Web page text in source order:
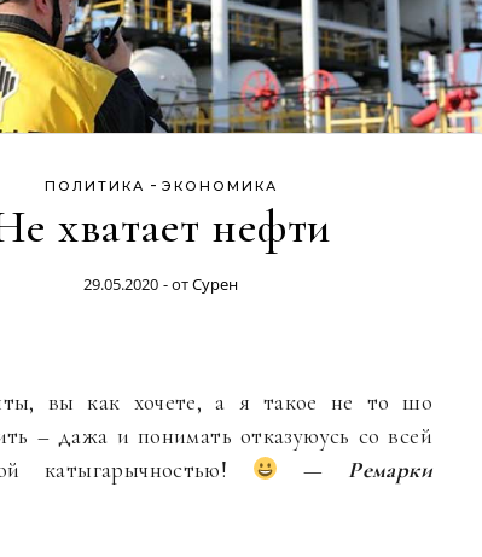
ПОЛИТИКА - ЭКОНОМИКА
хватает нефти
29.05.2020 - отСурен
вы как хочете, а я такое не то шо
– дажа и понимать отказуюусь со всей
катыгарычностью!
— Ремарки